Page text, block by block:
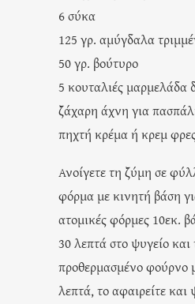
6 σύκα
125 γρ. αμύγδαλα
50 γρ. βούτυρο
5 κουταλιές μαρμελάδα
ζάχαρη άχνη για
πηχτή κρέμα ή κρεμ
Ανοίγετε τη ζύμη σε
φόρμα με κινητή βάση
ατομικές φόρμες 10εκ.
30 λεπτά στο ψυγείο
προθερμασμένο φούρνο
λεπτά, το αφαιρείτε